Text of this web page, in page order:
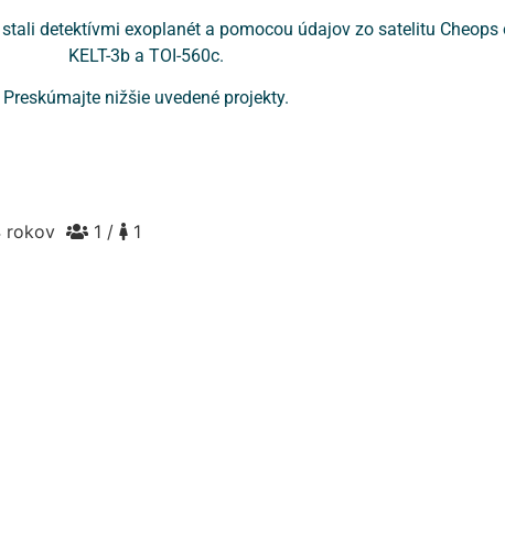
detektívmi exoplanét a pomocou údajov zo satelitu
KELT-3b a TOI-560c.
Preskúmajte nižšie uvedené projekty.
rokov 1 / 1